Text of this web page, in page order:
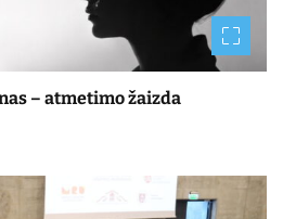
– atmetimo žaizda